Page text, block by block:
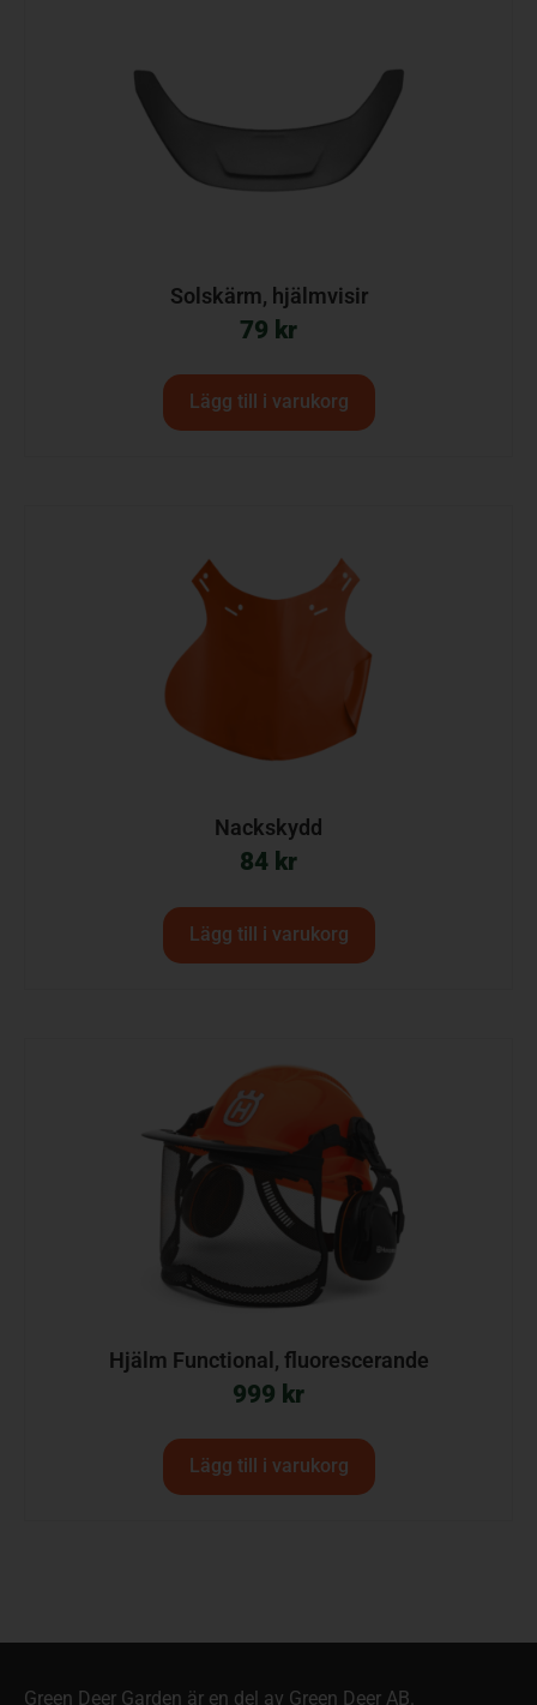
Solskärm, hjälmvisir
79 kr
Lägg till i varukorg
Nackskydd
84 kr
Lägg till i varukorg
Hjälm Functional, fluorescerande
999 kr
Lägg till i varukorg
Green Deer Garden är en del av Green Deer AB.